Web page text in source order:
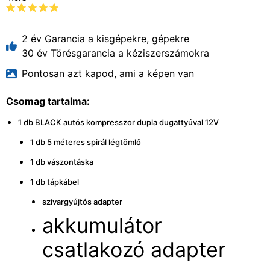
2 év Garancia a kisgépekre, gépekre
30 év Törésgarancia a kéziszerszámokra
Pontosan azt kapod, ami a képen van
Csomag tartalma:
1 db BLACK autós kompresszor dupla dugattyúval 12V
1 db 5 méteres spirál légtömlő
1 db vászontáska
1 db tápkábel
szivargyújtós adapter
akkumulátor
csatlakozó adapter